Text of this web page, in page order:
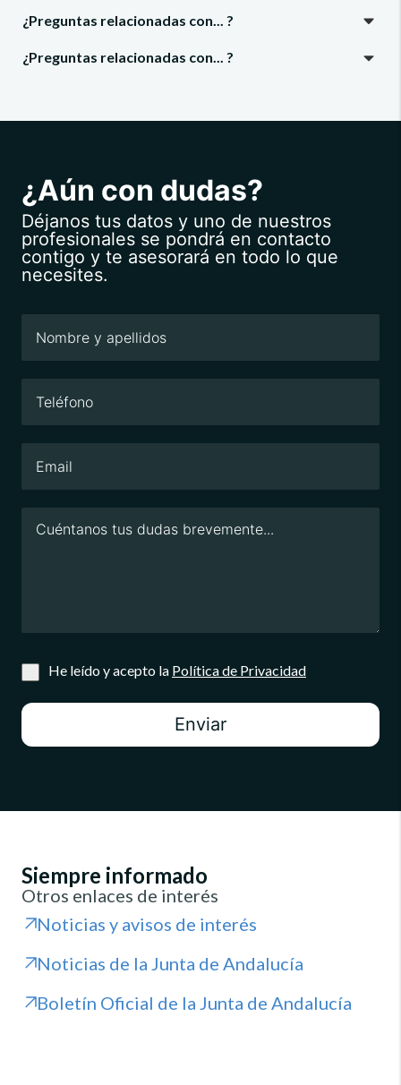
¿Preguntas relacionadas con... ?
¿Preguntas relacionadas con... ?
¿Aún con dudas?
Déjanos tus datos y uno de nuestros
profesionales se pondrá en contacto
contigo y te asesorará en todo lo que
necesites.
He leído y acepto la Política de Privacidad
Enviar
Siempre informado
Otros enlaces de interés
Noticias y avisos de interés
Noticias de la Junta de Andalucía
Boletín Oficial de la Junta de Andalucía